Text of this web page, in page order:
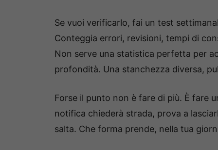
Se vuoi verificarlo, fai un test
Conteggia errori, revisioni, tempi di
Non serve una statistica perfetta per
profondità. Una stanchezza diversa,
Forse il punto non è fare di più. È fare
notifica chiederà strada, prova a
salta. Che forma prende, nella tua